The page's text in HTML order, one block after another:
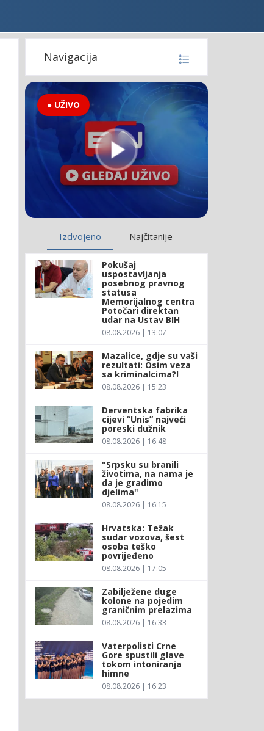
Navigacija
● UŽIVO
Izdvojeno Najčitanije
Pokušaj
uspostavljanja
posebnog pravnog
statusa
Memorijalnog centra
Potočari direktan
udar na Ustav BIH
08.08.2026 | 13:07
Mazalice, gdje su vaši
rezultati: Osim veza
sa kriminalcima?!
08.08.2026 | 15:23
Derventska fabrika
cijevi “Unis” najveći
poreski dužnik
08.08.2026 | 16:48
"Srpsku su branili
životima, na nama je
da je gradimo
djelima"
08.08.2026 | 16:15
Hrvatska: Težak
sudar vozova, šest
osoba teško
povrijeđeno
08.08.2026 | 17:05
Zabilježene duge
kolone na pojedim
graničnim prelazima
08.08.2026 | 16:33
Vaterpolisti Crne
Gore spustili glave
tokom intoniranja
himne
08.08.2026 | 16:23